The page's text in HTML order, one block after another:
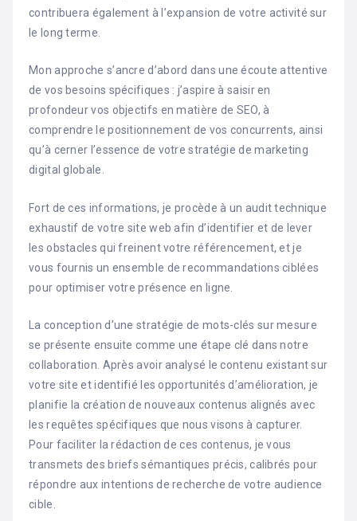
contribuera également à l’expansion de votre activité sur
le long terme.
Mon approche s’ancre d’abord dans une écoute attentive
de vos besoins spécifiques : j’aspire à saisir en
profondeur vos objectifs en matière de SEO, à
comprendre le positionnement de vos concurrents, ainsi
qu’à cerner l’essence de votre stratégie de marketing
digital globale.
Fort de ces informations, je procède à un audit technique
exhaustif de votre site web afin d’identifier et de lever
les obstacles qui freinent votre référencement, et je
vous fournis un ensemble de recommandations ciblées
pour optimiser votre présence en ligne.
La conception d’une stratégie de mots-clés sur mesure
se présente ensuite comme une étape clé dans notre
collaboration. Après avoir analysé le contenu existant sur
votre site et identifié les opportunités d’amélioration, je
planifie la création de nouveaux contenus alignés avec
les requêtes spécifiques que nous visons à capturer.
Pour faciliter la rédaction de ces contenus, je vous
transmets des briefs sémantiques précis, calibrés pour
répondre aux intentions de recherche de votre audience
cible.